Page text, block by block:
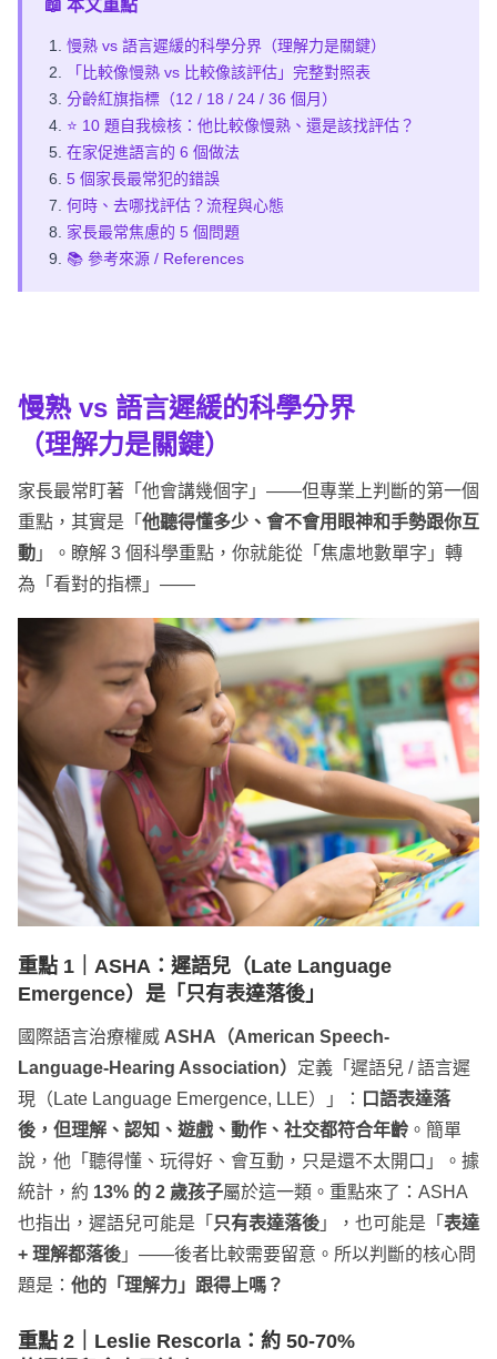
📖 本文重點
慢熟 vs 語言遲緩的科學分界（理解力是關鍵）
「比較像慢熟 vs 比較像該評估」完整對照表
分齡紅旗指標（12 / 18 / 24 / 36 個月）
⭐ 10 題自我檢核：他比較像慢熟、還是該找評估？
在家促進語言的 6 個做法
5 個家長最常犯的錯誤
何時、去哪找評估？流程與心態
家長最常焦慮的 5 個問題
📚 參考來源 / References
慢熟 vs 語言遲緩的科學分界
（理解力是關鍵）
家長最常盯著「他會講幾個字」——但專業上判斷的第一個
重點，其實是「 他聽得懂多少、會不會用眼神和手勢跟你互
動 」。瞭解 3 個科學重點，你就能從「焦慮地數單字」轉
為「看對的指標」——
重點 1｜ ASHA ：遲語兒（Late Language
Emergence）是「只有表達落後」
國際語言治療權威 ASHA（American Speech-
Language-Hearing Association） 定義「遲語兒 / 語言遲
現（Late Language Emergence, LLE）」：
口語表達落
後，但理解、認知、遊戲、動作、社交都符合年齡 。簡單
說，他「聽得懂、玩得好、會互動，只是還不太開口」。據
統計，約 13% 的 2 歲孩子屬於這一類。重點來了：ASHA
也指出，遲語兒可能是「 只有表達落後 」，也可能是「 表達
+ 理解都落後 」——後者比較需要留意。所以判斷的核心問
題是： 他的「理解力」跟得上嗎？
重點 2｜ Leslie Rescorla ：約 50-70%